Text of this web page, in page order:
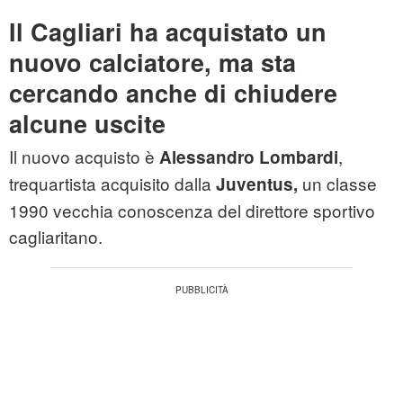
Il Cagliari ha acquistato un
nuovo calciatore, ma sta
cercando anche di chiudere
alcune uscite
Il nuovo acquisto è Alessandro Lombardi,
trequartista acquisito dalla Juventus, un classe
1990 vecchia conoscenza del direttore sportivo
cagliaritano.